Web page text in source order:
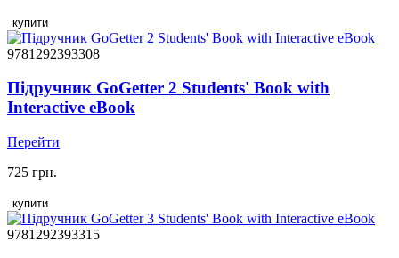
купити
9781292393308
Підручник GoGetter 2 Students' Book with
Interactive eBook
Перейти
725 грн.
купити
9781292393315